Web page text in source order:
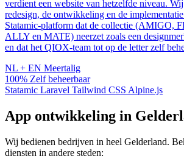
verdient een website van hetzelfde niveau.
redesign, de ontwikkeling en de
Statamic-platform dat de collectie (AMIGO,
ALLY en MATE) neerzet zoals een
en dat het QIOX-team tot op de letter zelf
NL + EN Meertalig
100% Zelf beheerbaar
Statamic Laravel Tailwind CSS Alpine.js
App ontwikkeling in
Wij bedienen bedrijven in heel Gelderland.
diensten in andere steden: